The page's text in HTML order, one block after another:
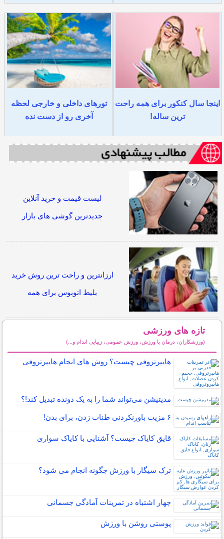
اینجا سال کنکور برای همه راحت
ترین ساله!
تورهای داخلی و خارجی لحظه
آخری رو از دست نده
لیست قیمت و خرید آنلاین
جدیدترین گوشی های بازار
ارزانترین و راحت ترین روش خرید
بلیط اتوبوس برای همه
تازه های ورزشی
(ورزشکاران، درمان با ورزش، ورزش عمومی، زیبایی اندام و...)
هایپرتروفی چیست؟ روش های انجام هایپرتروفی
مدیتیشن می‌تواند شما را به یک دونده تبدیل کند!؟
۶ مزیت باورنکردنی طناب زدن، برای بدن!
قایق کایاک چیست؟ آشنایی با کایاک سواری
ترک سیگار با ورزش چگونه انجام می شود؟
چهار اشتباه در تمرینات آمادگی جسمانی
پوستی روشن با ورزش